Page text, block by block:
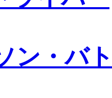
ン・バ